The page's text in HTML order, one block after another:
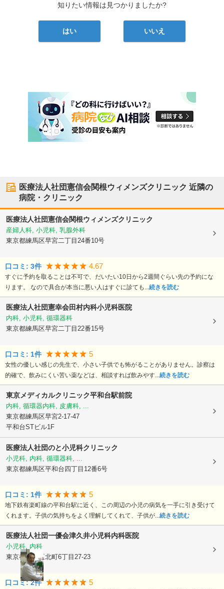
知りたい情報は見つかりましたか?
はい いいえ
医療法人社団憲信会関根ウィメンズクリニック 近隣の
病院・クリニック
医療法人社団憲信会関根ウィメンズクリニック
産婦人科, 小児科, 乳腺外科
東京都練馬区早宮二丁目24番10号
口コミ: 3件 4.67
すぐに予約を取ることは不可で、だいたい10日から2週間ぐらい先の予約にな
ります。 なので具合が本当に悪い人はすぐに診ても...続きを読む
医療法人社団憲幸会田村内科小児科医院
内科, 小児科, 循環器科
東京都練馬区早宮二丁目22番15号
口コミ: 1件 5
女性の優しい感じの先生で、小さい子供でも怖がることがありません。診察は
的確で、飲みにくい苦い薬などは、相談すれば飲みやす...続きを読む
東京メディカルクリニック平和台駅前院
内科, 循環器内科, 皮膚科, ...
東京都練馬区早宮2-17-47
平和台STビル1F
医療法人社団のと小児科クリニック
小児科, 内科, 循環器科, ...
東京都練馬区平和台四丁目12番6号
口コミ: 1件 5
地下鉄有楽町線の平和台駅に近く、この周辺の小児の病気を一手に引き受けて
くれます。子供の気持ちをよく理解してくれて、子供が...続きを読む
医療法人社団一優会津久井小児科内科医院
小児科, 内科
東京都練馬区北町6丁目27-23
口コミ:2件 5